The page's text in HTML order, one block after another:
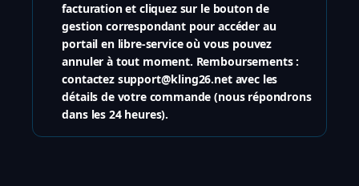
facturation et cliquez sur le bouton de
gestion correspondant pour accéder au
portail en libre-service où vous pouvez
annuler à tout moment. Remboursements :
contactez support@kling26.net avec les
détails de votre commande (nous répondrons
dans les 24 heures).